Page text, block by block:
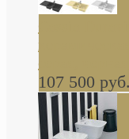
серая,
107 500 руб.